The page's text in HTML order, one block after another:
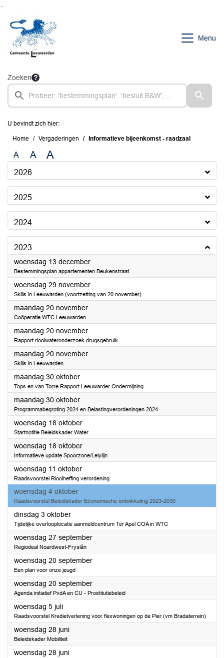
Menu
Zoeken
U bevindt zich hier:
Home Vergaderingen Informatieve bijeenkomst - raadzaal
A A A
2026
2025
2024
2023
woensdag 13 december2023
Bestemmingsplan appartementen Beukenstraat
woensdag 29 november2023
Skills in Leeuwarden (voortzetting van 20 november)
maandag 20 november2023
Coöperatie WTC Leeuwarden
maandag 20 november2023
Rapport rioolwateronderzoek drugsgebruik
maandag 20 november2023
Skills in Leeuwarden
maandag 30 oktober2023
Tops en van Torre Rapport Leeuwarder Ondermijning
maandag 30 oktober2023
Programmabegroting 2024 en Belastingverordeningen 2024
woensdag 18 oktober2023
Startnotitie Beleidskader Water
woensdag 18 oktober2023
Informatieve update Spoorzone/Lelylijn
woensdag 11 oktober2023
Raadsvoorstel Rioolheffing verordening
woensdag 4 oktober2023
Raadsvoorstel Beleidskader Economische ontwikkeling 2023-2030
dinsdag 3 oktober2023
Tijdelijke overlooplocatie aanmeldcentrum Ter Apel COA in WTC
woensdag 27 september2023
Regiodeal Noardwest-Fryslân
woensdag 20 september2023
Een plan voor onze jeugd
woensdag 20 september2023
Agenda initiatief PvdA en CU - Prostitutiebeleid
woensdag 5 juli2023
Raadsvoorstel Kredietverlening voor flexwoningen op de Pier (vm Bradaterrein)
woensdag 28 juni2023
Beleidskader Mobiliteit
woensdag 28 juni2023